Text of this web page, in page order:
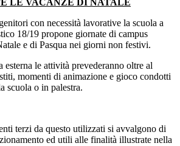
LE VACANZE DI NATALE
con necessità lavorative la scuola a
18/19 propone giornate di campus
e di Pasqua nei giorni non festivi.
esterna le attività prevederanno oltre al
momenti di animazione e gioco condotti
scuola o in palestra.
terzi da questo utilizzati si avvalgono di
ed utili alle finalità illustrate nella